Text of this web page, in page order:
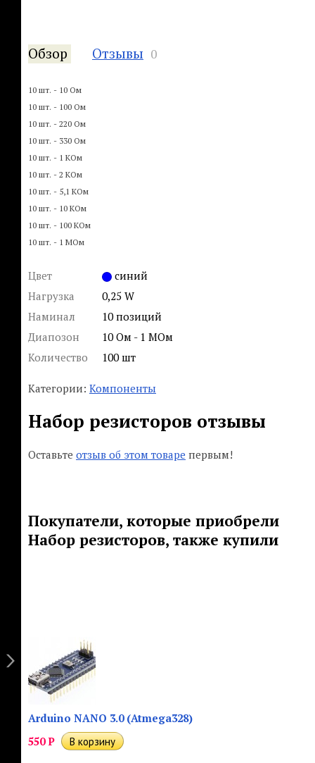
Обзор Отзывы 0
10 шт. - 10 Ом
10 шт. - 100 Ом
10 шт. - 220 Ом
10 шт. - 330 Ом
10 шт. - 1 КОм
10 шт. - 2 КОм
10 шт. - 5,1 КОм
10 шт. - 10 КОм
10 шт. - 100 КОм
10 шт. - 1 МОм
Цвет
синий
Нагрузка
0,25 W
Наминал
10 позиций
Диапозон
10 Ом - 1 МОм
Количество
100 шт
Категории: Компоненты
Набор резисторов отзывы
Оставьте отзыв об этом товаре первым!
Покупатели, которые приобрели
Набор резисторов, также купили
Arduino NANO 3.0 (Atmega328)
550Р